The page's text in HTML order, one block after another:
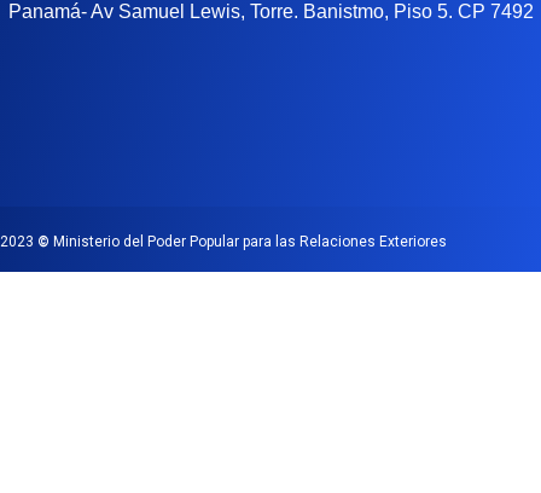
Panamá- Av Samuel Lewis, Torre. Banistmo, Piso 5. CP 7492
2023 © Ministerio del Poder Popular para las Relaciones Exteriores